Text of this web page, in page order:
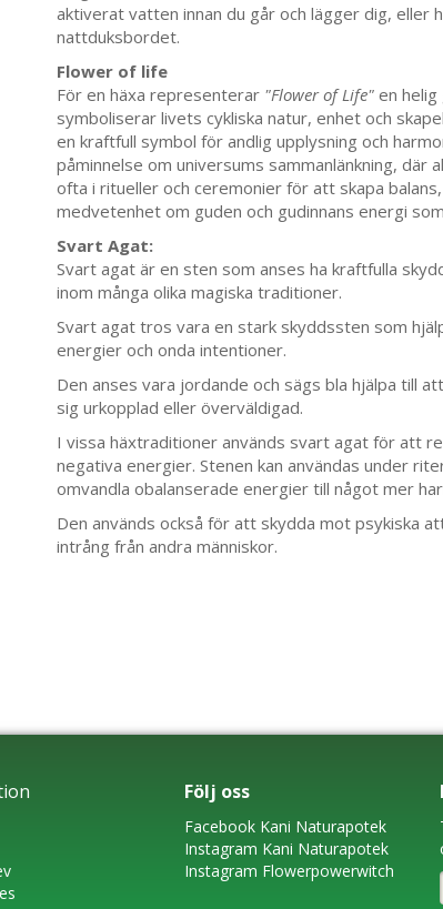
aktiverat vatten innan du går och lägger dig, eller
nattduksbordet.
Flower of life
För en häxa representerar "Flower of Life" en
symboliserar livets cykliska natur, enhet och
en kraftfull symbol för andlig upplysning och
påminnelse om universums sammanlänkning, där
ofta i ritueller och ceremonier för att skapa
medvetenhet om guden och gudinnans energi
Svart Agat:
Svart agat är en sten som anses ha kraftfulla
inom många olika magiska traditioner.
Svart agat tros vara en stark skyddssten som
energier och onda intentioner.
Den anses vara jordande och sägs bla hjälpa till
sig urkopplad eller överväldigad.
I vissa häxtraditioner används svart agat för att
negativa energier. Stenen kan användas under
omvandla obalanserade energier till något mer
Den används också för att skydda mot psykiska
intrång från andra människor.
Följ oss
Facebook Kani Naturapotek
Instagram Kani Naturapotek
Instagram Flowerpowerwitch